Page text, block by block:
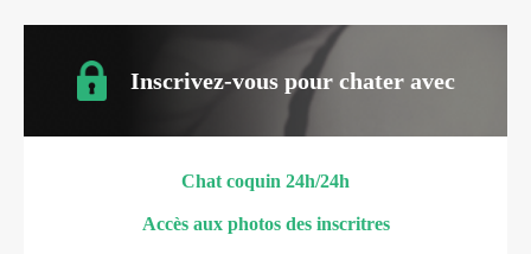
Inscrivez-vous pour chater avec
Chat coquin 24h/24h
Accès aux photos des inscritres